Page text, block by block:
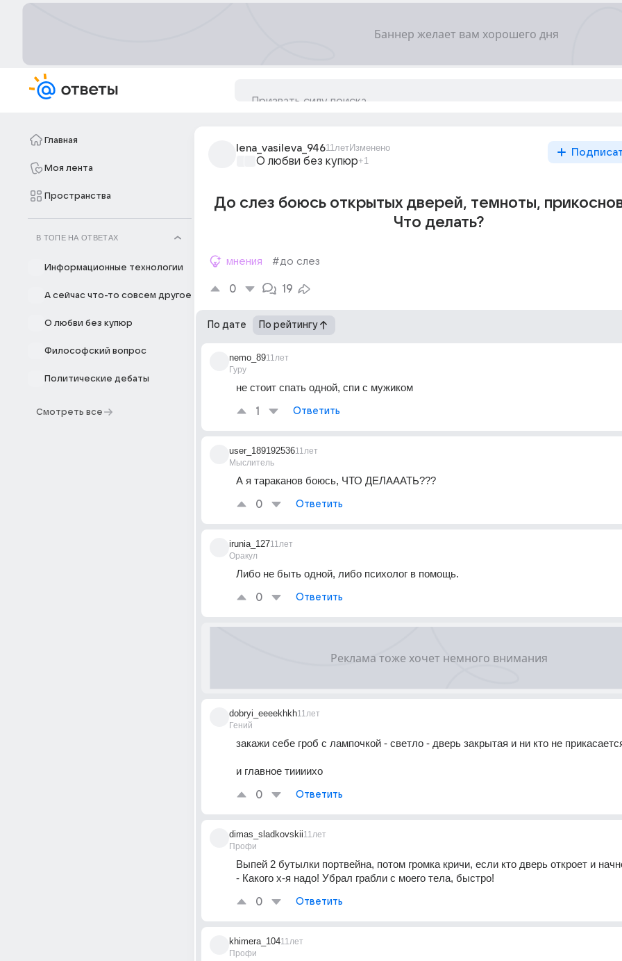
Главная
Моя лента
Пространства
В ТОПЕ НА ОТВЕТАХ
Информационные технологии
А сейчас что-то совсем другое
О любви без купюр
Философский вопрос
Политические дебаты
Смотреть все
lena_vasileva_94611летИзменено
О любви без купюр+1
До слез боюсь открытых дверей, темноты,
Что делать?
мнения #до слез
0 19
По дате По рейтингу
nemo_89
Гуру
11лет
не стоит спать одной, спи с мужиком
1 Ответить
user_189192536
Мыслитель
11лет
А я тараканов боюсь, ЧТО ДЕЛАААТЬ???
0 Ответить
irunia_127
Оракул
11лет
Либо не быть одной, либо психолог в помощь.
0 Ответить
dobryi_eeeekhkh
Гений
11лет
закажи себе гроб с лампочкой - светло - дверь закрытая и ни кто не
и главное тиииихо
0 Ответить
dimas_sladkovskii
Профи
11лет
Выпей 2 бутылки портвейна, потом громка кричи, если кто дверь откроет и
- Какого х-я надо! Убрал грабли с моего тела, быстро!
0 Ответить
khimera_104
Профи
11лет